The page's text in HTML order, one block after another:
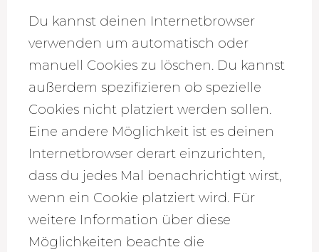
Du kannst deinen Internetbrowser
verwenden um automatisch oder
manuell Cookies zu löschen. Du kannst
außerdem spezifizieren ob spezielle
Cookies nicht platziert werden sollen.
Eine andere Möglichkeit ist es deinen
Internetbrowser derart einzurichten,
dass du jedes Mal benachrichtigt wirst,
wenn ein Cookie platziert wird. Für
weitere Information über diese
Möglichkeiten beachte die